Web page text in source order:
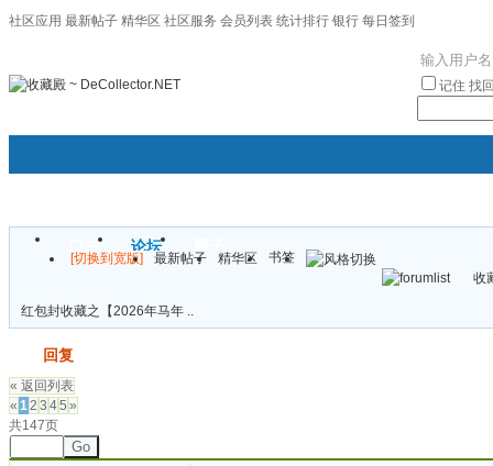
社区应用 最新帖子 精华区 社区服务 会员列表 统计排行 银行 每日签到
记住 找
门户 论坛
[切换到宽版] 最新帖子 精华区
书签
收
红包封收藏之【2026年马年 ..
回复
« 返回列表
« 12 3 45 »
共147页
Go